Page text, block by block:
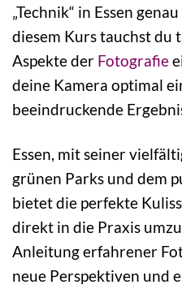
„Technik“ in Essen
diesem Kurs tauchst du
Aspekte der Fotografie
deine Kamera optimal
beeindruckende
Essen, mit seiner
grünen Parks und dem
bietet die perfekte
direkt in die Praxis
Anleitung erfahrener
neue Perspektiven und